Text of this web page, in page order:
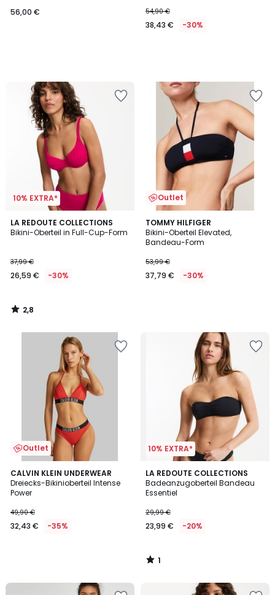
56,00 € 54,90 €
38,43 € -30%
10% EXTRA*
LA REDOUTE COLLECTIONS
Bikini-Oberteil in Full-Cup-Form
37,99 €
26,59 € -30%
2,8
/ 5
2,8
/
Outlet
TOMMY HILFIGER
Bikini-Oberteil Elevated,
Bandeau-Form
53,99 €
37,79 € -30%
Outlet
CALVIN KLEIN UNDERWEAR
Dreiecks-Bikinioberteil Intense
Power
49,90 €
32,43 € -35%
10% EXTRA*
LA REDOUTE COLLECTIONS
Badeanzugoberteil Bandeau
Essentiel
29,99 €
23,99 € -20%
1
/
5
1
/